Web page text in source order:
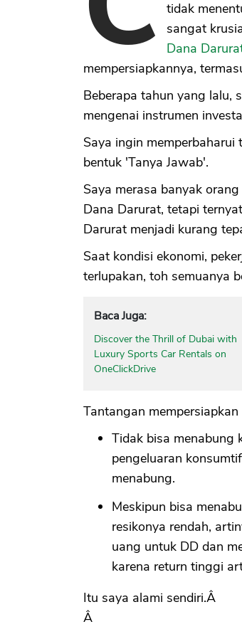
tidak
sangat
Dana
mempersiapkannya,
Beberapa tahun yang lalu,
mengenai instrumen
Saya ingin
bentuk 'Tanya Jawab'.
Saya merasa banyak
Dana Darurat, tetapi
Darurat menjadi kurang
Saat kondisi ekonomi,
terlupakan, toh semuanya
Baca Juga:
Discover the Thrill of Dubai with
Luxury Sports Car Rentals on
OneClickDrive
Tantangan
Tidak bisa menabung
pengeluaran
menabung.
Meskipun bisa
resikonya rendah,
uang untuk DD dan
karena return tinggi
Itu saya alami sendiri.Â
Â